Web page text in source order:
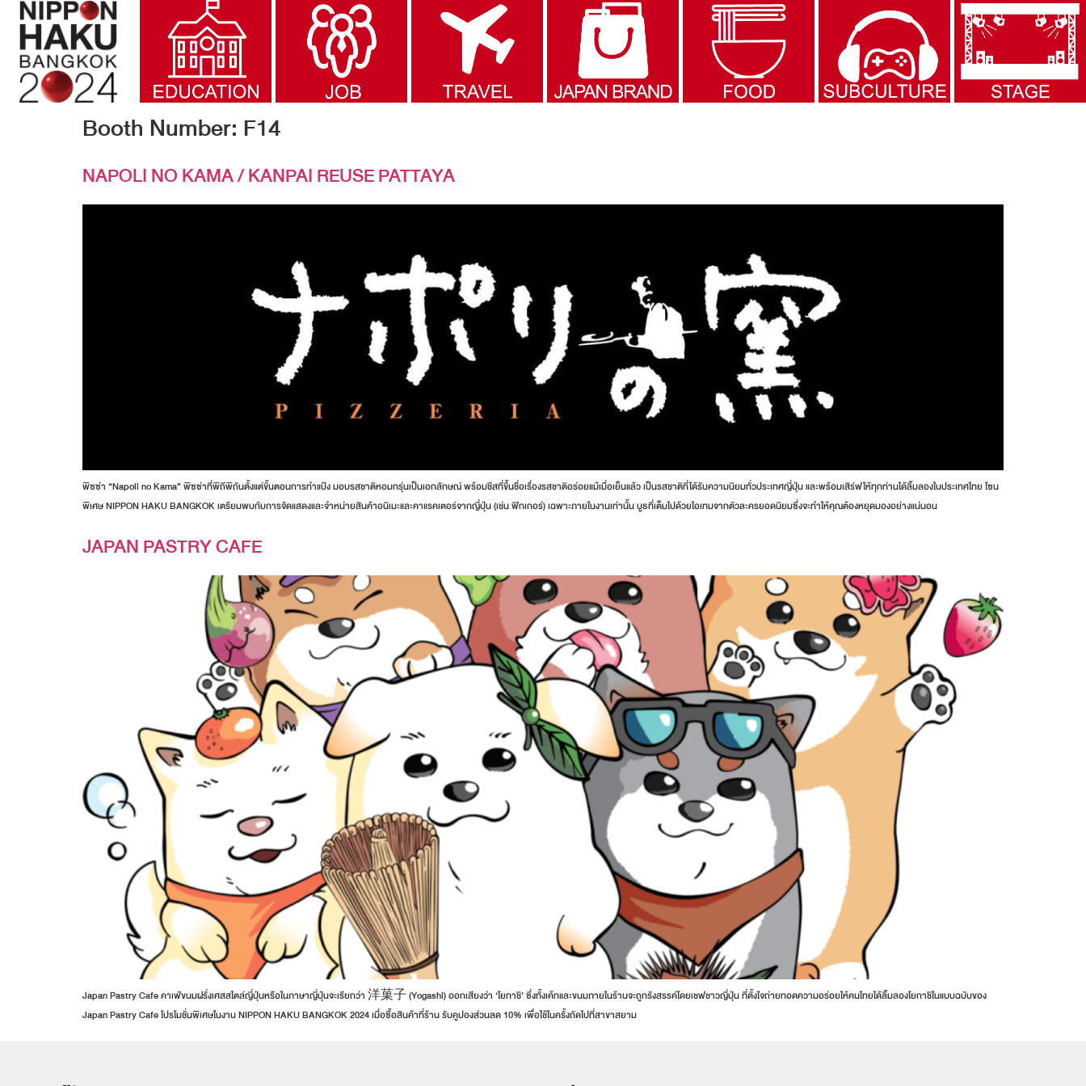
Booth Number: F14
NAPOLI NO KAMA / KANPAI REUSE PATTAYA
พิซซ่า “Napoli no Kama” พิซซ่าที่พิถีพิถันตั้งแต่ขั้นตอนการทำแป้ง มอบรสชาติหอมกรุ่นเป็นเอกลักษณ์ พร้อมชีสที่ขึ้นชื่อเรื่องรสชาติอร่อยแม้เมื่อเย็นแล้ว เป็นรสชาติที่ได้รับความนิยมทั่วประเทศญี่ปุ่น และพร้อมเสิร์ฟให้ทุกท่านได้ลิ้มลองในประเทศไทย โซน
พิเศษ NIPPON HAKU BANGKOK เตรียมพบกับการจัดแสดงและจำหน่ายสินค้าอนิเมะและคาแรคเตอร์จากญี่ปุ่น (เช่น ฟิกเกอร์) เฉพาะภายในงานเท่านั้น บูธที่เต็มไปด้วยไอเทมจากตัวละครยอดนิยมซึ่งจะทำให้คุณต้องหยุดมองอย่างแน่นอน
JAPAN PASTRY CAFE
Japan Pastry Cafe คาเฟ่ขนมฝรั่งเศสสไตล์ญี่ปุ่นหรือในภาษาญี่ปุ่นจะเรียกว่า 洋菓子 (Yogashi) ออกเสียงว่า ‘โยกาชิ’ ซึ่งทั้งเค้กและขนมภายในร้านจะถูกรังสรรค์โดยเชฟชาวญี่ปุ่น ที่ตั้งใจถ่ายทอดความอร่อยให้คนไทยได้ลิ้มลองโยกาชิในแบบฉบับของ
Japan Pastry Cafe โปรโมชั่นพิเศษในงาน NIPPON HAKU BANGKOK 2024 เมื่อซื้อสินค้าที่ร้าน รับคูปองส่วนลด 10% เพื่อใช้ในครั้งถัดไปที่สาขาสยาม